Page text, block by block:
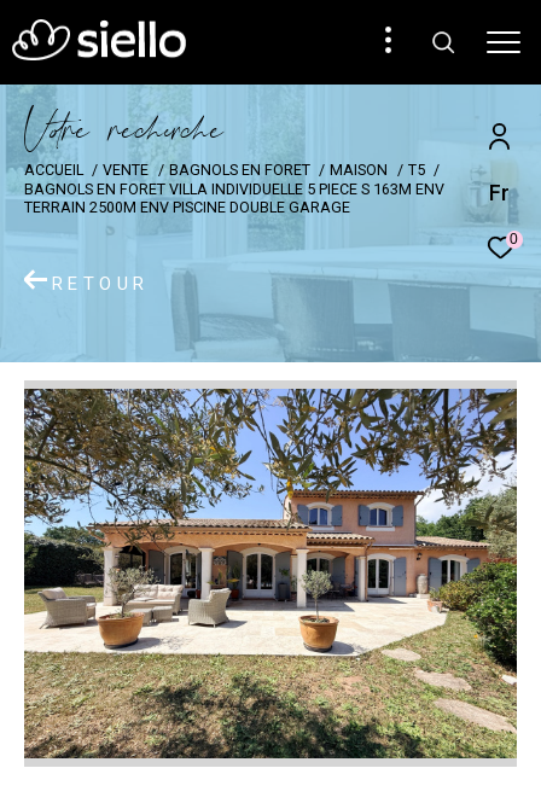
Fr
0
Vore recece
ACCUEIL VENTE BAGNOLS EN FORET MAISON
T5
BAGNOLS EN FORET VILLA INDIVIDUELLE 5 PIECE S 163M ENV
TERRAIN 2500M ENV PISCINE DOUBLE GARAGE
RETOUR